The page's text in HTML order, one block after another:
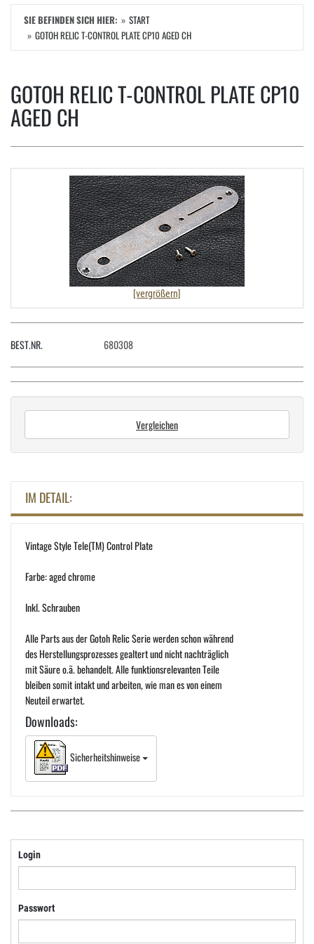
SIE BEFINDEN SICH HIER:
START
GOTOH RELIC T-CONTROL PLATE CP10 AGED CH
GOTOH RELIC T-CONTROL PLATE CP10
AGED CH
[vergrößern]
BEST.NR. 680308
Vergleichen
IM DETAIL:
Vintage Style Tele(TM) Control Plate
Farbe: aged chrome
Inkl. Schrauben
Alle Parts aus der Gotoh Relic Serie werden schon während
des Herstellungsprozesses gealtert und nicht nachträglich
mit Säure o.ä. behandelt. Alle funktionsrelevanten Teile
bleiben somit intakt und arbeiten, wie man es von einem
Neuteil erwartet.
Downloads:
Sicherheitshinweise
Login
Passwort